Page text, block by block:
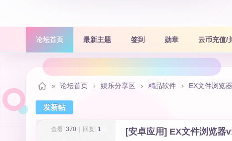
论坛首页 最新主题 签到 勋章 云币充值/
» 论坛首页 › 娱乐分享区 › 精品软件 › EX文件浏览
发新帖
查看: 370 回复: 1 [安卓应用] EX文件浏览器